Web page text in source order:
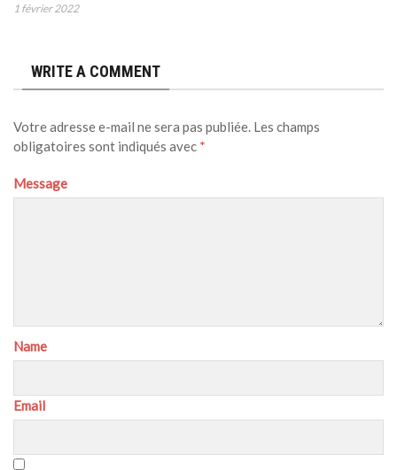
1 février 2022
WRITE A COMMENT
Votre adresse e-mail ne sera pas publiée. Les champs
obligatoires sont indiqués avec *
Message
Name
Email